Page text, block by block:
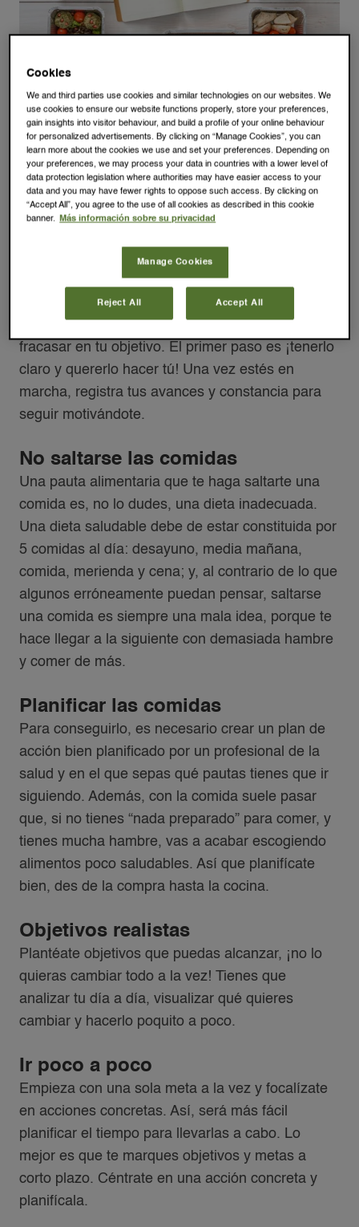
ENERGÍA, LÍNEA
Cómo tener una
Estar motivado
La falta de motivación, si la decisión del cambio
fracasar en tu objetivo. El primer paso es ¡tenerlo
claro y quererlo hacer tú! Una vez estés en
marcha, registra tus avances y constancia para
seguir motivándote.
No saltarse las comidas
Una pauta alimentaria que te haga saltarte una
comida es, no lo dudes, una dieta inadecuada.
Una dieta saludable debe de estar constituida por
5 comidas al día: desayuno, media mañana,
comida, merienda y cena; y, al contrario de lo que
algunos erróneamente puedan pensar, saltarse
una comida es siempre una mala idea, porque te
hace llegar a la siguiente con demasiada hambre
y comer de más.
Planificar las comidas
Para conseguirlo, es necesario crear un plan de
acción bien planificado por un profesional de la
salud y en el que sepas qué pautas tienes que ir
siguiendo. Además, con la comida suele pasar
que, si no tienes “nada preparado” para comer, y
tienes mucha hambre, vas a acabar escogiendo
alimentos poco saludables. Así que planifícate
bien, des de la compra hasta la cocina.
Objetivos realistas
Plantéate objetivos que puedas alcanzar, ¡no lo
quieras cambiar todo a la vez! Tienes que
analizar tu día a día, visualizar qué quieres
cambiar y hacerlo poquito a poco.
Ir poco a poco
Empieza con una sola meta a la vez y focalízate
en acciones concretas. Así, será más fácil
planificar el tiempo para llevarlas a cabo. Lo
mejor es que te marques objetivos y metas a
corto plazo. Céntrate en una acción concreta y
planifícala.
Cookies
We and third parties use cookies and similar technologies on our websites. We
use cookies to ensure our website functions properly, store your preferences,
gain insights into visitor behaviour, and build a profile of your online behaviour
for personalized advertisements. By clicking on “Manage Cookies”, you can
learn more about the cookies we use and set your preferences. Depending on
your preferences, we may process your data in countries with a lower level of
data protection legislation where authorities may have easier access to your
data and you may have fewer rights to oppose such access. By clicking on
“Accept All”, you agree to the use of all cookies as described in this cookie
banner. Más información sobre su privacidad
Manage Cookies
Reject All Accept All